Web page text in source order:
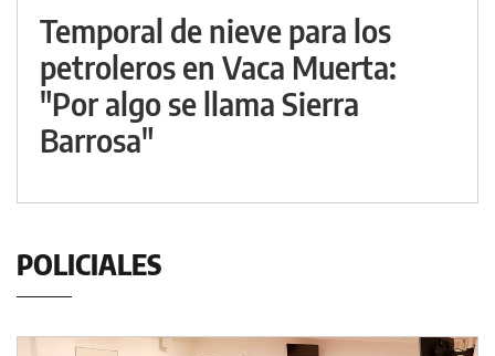
Temporal de nieve para los
petroleros en Vaca Muerta:
"Por algo se llama Sierra
Barrosa"
POLICIALES